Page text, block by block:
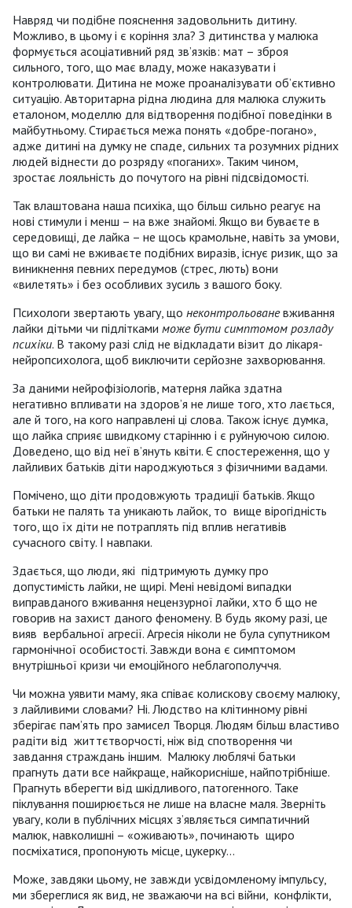
Навряд чи подібне пояснення задовольнить дитину.
Можливо, в цьому і є коріння зла? З дитинства у малюка
формується асоціативний ряд зв’язків: мат – зброя
сильного, того, що має владу, може наказувати і
контролювати. Дитина не може проаналізувати об’єктивно
ситуацію. Авторитарна рідна людина для малюка служить
еталоном, моделлю для відтворення подібної поведінки в
майбутньому. Стирається межа понять «добре-погано»,
адже дитині на думку не спаде, сильних та розумних рідних
людей віднести до розряду «поганих». Таким чином,
зростає лояльність до почутого на рівні підсвідомості.
Так влаштована наша психіка, що більш сильно реагує на
нові стимули і менш – на вже знайомі. Якщо ви буваєте в
середовищі, де лайка – не щось крамольне, навіть за умови,
що ви самі не вживаєте подібних виразів, існує ризик, що за
виникнення певних передумов (стрес, лють) вони
«вилетять» і без особливих зусиль з вашого боку.
Психологи звертають увагу, що неконтрольованевживання
лайки дітьми чи підлітками може бути симптомом розладу
психіки. В такому разі слід не відкладати візит до лікаря-
нейропсихолога, щоб виключити серйозне захворювання.
За даними нейрофізіологів, матерня лайка здатна
негативно впливати на здоров’я не лише того, хто лається,
але й того, на кого направлені ці слова. Також існує думка,
що лайка сприяє швидкому старінню і є руйнуючою силою.
Доведено, що від неї в’януть квіти. Є спостереження, що у
лайливих батьків діти народжуються з фізичними вадами.
Помічено, що діти продовжують традиції батьків. Якщо
батьки не палять та уникають лайок, то вище вірогідність
того, що їх діти не потраплять під вплив негативів
сучасного світу. І навпаки.
Здається, що люди, які підтримують думку про
допустимість лайки, не щирі. Мені невідомі випадки
виправданого вживання нецензурної лайки, хто б що не
говорив на захист даного феномену. В будь якому разі, це
вияв вербальної агресії. Агресія ніколи не була супутником
гармонічної особистості. Завжди вона є симптомом
внутрішньої кризи чи емоційного неблагополуччя.
Чи можна уявити маму, яка співає колискову своєму малюку,
з лайливими словами? Ні. Людство на клітинному рівні
зберігає пам’ять про замисел Творця. Людям більш властиво
радіти від життєтворчості, ніж від спотворення чи
завдання страждань іншим. Малюку люблячі батьки
прагнуть дати все найкраще, найкорисніше, найпотрібніше.
Прагнуть вберегти від шкідливого, патогенного. Таке
піклування поширюється не лише на власне маля. Зверніть
увагу, коли в публічних місцях з’являється симпатичний
малюк, навколишні – «оживають», починають щиро
посміхатися, пропонують місце, цукерку...
Може, завдяки цьому, не завжди усвідомленому імпульсу,
ми збереглися як вид, не зважаючи на всі війни, конфлікти,